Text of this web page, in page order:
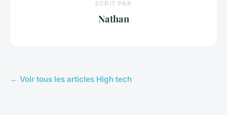
ECRIT PAR
Nathan
← Voir tous les articles High tech